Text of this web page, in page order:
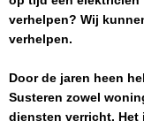
verhelpen? Wij
verhelpen.
Door de jaren heen
Susteren zowel
diensten verricht.